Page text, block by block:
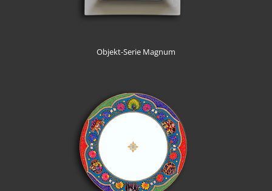
Objekt-Serie Magnum